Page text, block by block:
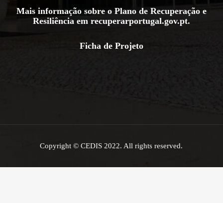
Mais informação sobre o Plano de Recuperação e
Resiliência em recuperarportugal.gov.pt.
Ficha de Projeto
Copyright © CEDIS 2022. All rights reserved.